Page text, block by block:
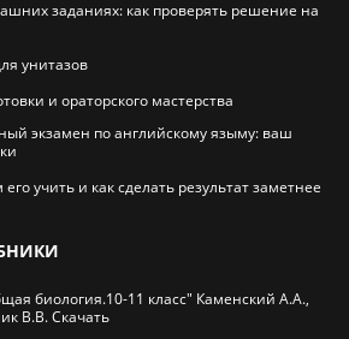
заданиях: как проверять решение на
унитазов
и ораторского мастерства
экзамен по английскому языму: ваш
учить и как сделать результат заметнее
биология.10-11 класс" Каменский А.А.,
В.В. Скачать